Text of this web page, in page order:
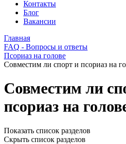
Контакты
Блог
Вакансии
Главная
FAQ - Вопросы и ответы
Псориаз на голове
Совместим ли спорт и псориаз на
Совместим ли
псориаз на
Показать список разделов
Скрыть список разделов